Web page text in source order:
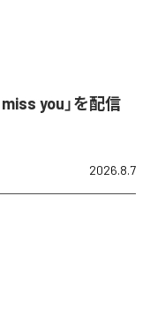
you」を配信
2026.8.7